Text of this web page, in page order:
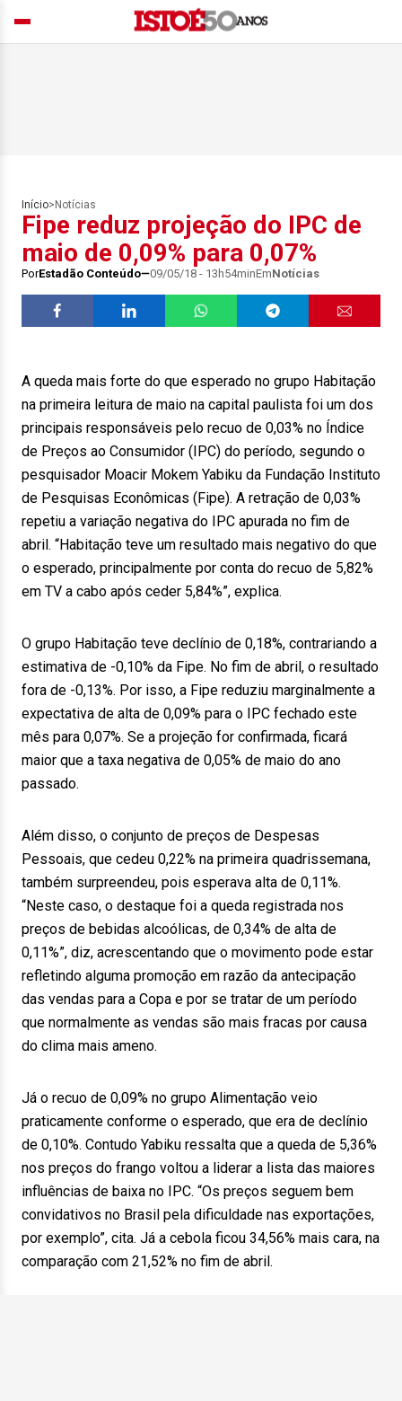
Início> Notícias
Fipe reduz projeção do IPC de
maio de 0,09% para 0,07%
PorEstadão Conteúdo 09/05/18 - 13h54minEmNotícias
A queda mais forte do que esperado no grupo Habitação
na primeira leitura de maio na capital paulista foi um dos
principais responsáveis pelo recuo de 0,03% no Índice
de Preços ao Consumidor (IPC) do período, segundo o
pesquisador Moacir Mokem Yabiku da Fundação Instituto
de Pesquisas Econômicas (Fipe). A retração de 0,03%
repetiu a variação negativa do IPC apurada no fim de
abril. “Habitação teve um resultado mais negativo do que
o esperado, principalmente por conta do recuo de 5,82%
em TV a cabo após ceder 5,84%”, explica.
O grupo Habitação teve declínio de 0,18%, contrariando a
estimativa de -0,10% da Fipe. No fim de abril, o resultado
fora de -0,13%. Por isso, a Fipe reduziu marginalmente a
expectativa de alta de 0,09% para o IPC fechado este
mês para 0,07%. Se a projeção for confirmada, ficará
maior que a taxa negativa de 0,05% de maio do ano
passado.
Além disso, o conjunto de preços de Despesas
Pessoais, que cedeu 0,22% na primeira quadrissemana,
também surpreendeu, pois esperava alta de 0,11%.
“Neste caso, o destaque foi a queda registrada nos
preços de bebidas alcoólicas, de 0,34% de alta de
0,11%”, diz, acrescentando que o movimento pode estar
refletindo alguma promoção em razão da antecipação
das vendas para a Copa e por se tratar de um período
que normalmente as vendas são mais fracas por causa
do clima mais ameno.
Já o recuo de 0,09% no grupo Alimentação veio
praticamente conforme o esperado, que era de declínio
de 0,10%. Contudo Yabiku ressalta que a queda de 5,36%
nos preços do frango voltou a liderar a lista das maiores
influências de baixa no IPC. “Os preços seguem bem
convidativos no Brasil pela dificuldade nas exportações,
por exemplo”, cita. Já a cebola ficou 34,56% mais cara, na
comparação com 21,52% no fim de abril.